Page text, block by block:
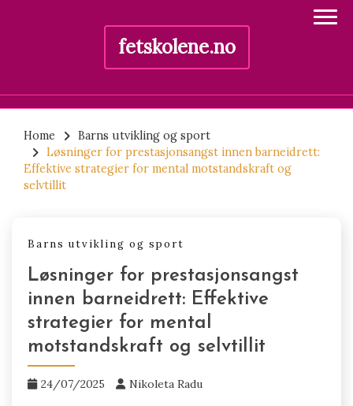
fetskolene.no
content
Home
Barns utvikling og sport
Løsninger for prestasjonsangst innen barneidrett:
Effektive strategier for mental motstandskraft og
selvtillit
Barns utvikling og sport
Løsninger for prestasjonsangst
innen barneidrett: Effektive
strategier for mental
motstandskraft og selvtillit
24/07/2025 Nikoleta Radu